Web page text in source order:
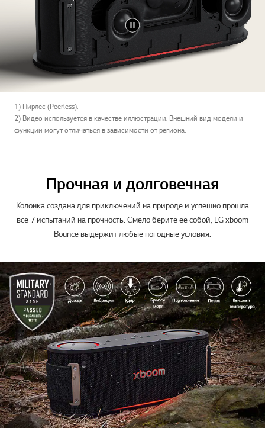
1) Пирлес (Peerless).
2) Видео используется в качестве иллюстрации. Внешний вид модели и
функции могут отличаться в зависимости от региона.
Прочная и долговечная
Колонка создана для приключений на природе и успешно прошла
все 7 испытаний на прочность. Смело берите ее собой, LG xboom
Bounce выдержит любые погодные условия.